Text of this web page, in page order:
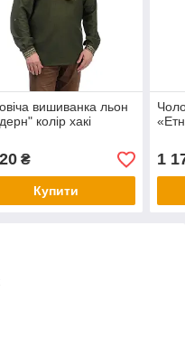
вишиванка льон
колір хакі
₴
Купити
1